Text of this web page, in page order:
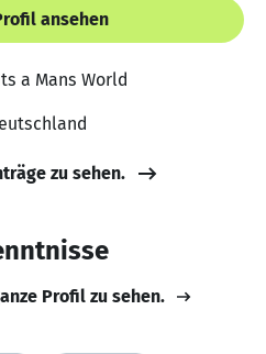
ansehen
a Mans World
zu sehen.
Profil zu sehen.